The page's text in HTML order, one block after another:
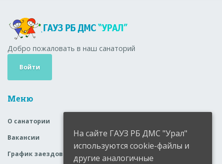
Добро пожаловать в наш санаторий
Войти
Меню
О санатории
Вакансии
График заездов
На сайте ГАУЗ РБ ДМС "Урал"
используются cookie-файлы и
другие аналогичные